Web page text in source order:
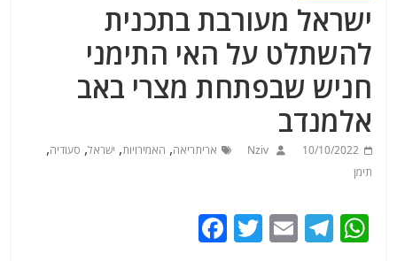
ישראל מעורבת בתכנית
להשתלט על האי התימני
חניש שבפתחת מצרי באב
אלמנדב
10/10/2022
Nziv אריתריאה, האמירויות, ישראל, סעודיה,
תימן
W
T
E
T